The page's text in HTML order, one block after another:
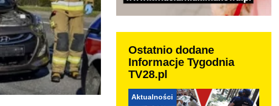
Ostatnio dodane
Informacje Tygodnia
TV28.pl
Aktualności